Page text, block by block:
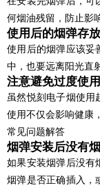
何烟油残留，防止影
使用后的烟弹存
使用后的烟弹应该妥
中，也要远离阳光直
注意避免过度使用
虽然悦刻电子烟使用
使用不仅会影响健康
常见问题解答
烟弹安装后没有
如果安装烟弹后没有
烟弹是否正确插入，